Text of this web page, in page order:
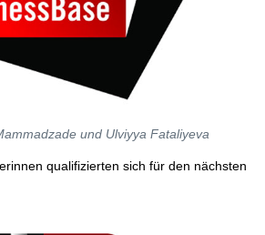
und Ulviyya Fataliyeva
qualifizierten sich für den nächsten